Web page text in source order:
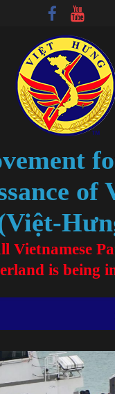
of
Vietnamese
is being